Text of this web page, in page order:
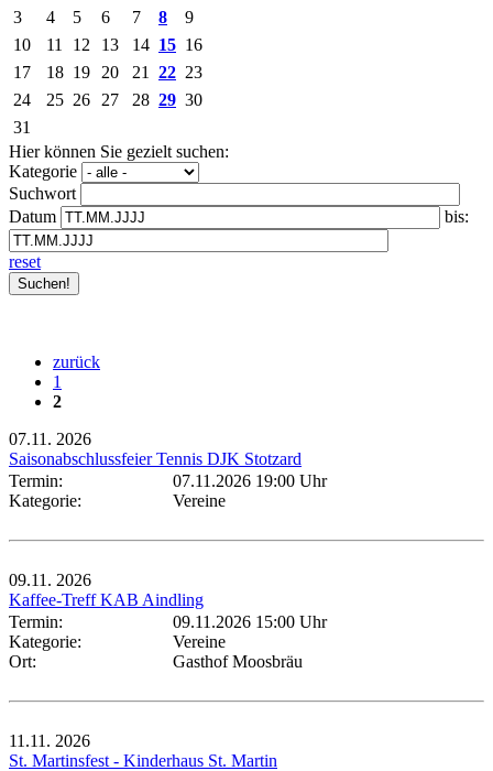
3 4 5 6 7 8
9
10
11 12 13 14 15 16
17
18 19 20 21 22 23
24
25 26 27 28 29 30
31
Hier können Sie gezielt suchen:
Kategorie
Suchwort
Datum
bis:
reset
zurück
1
2
07.11. 2026
Saisonabschlussfeier Tennis DJK Stotzard
Termin:
07.11.2026 19:00 Uhr
Kategorie:
Vereine
09.11. 2026
Kaffee-Treff KAB Aindling
Termin:
09.11.2026 15:00 Uhr
Kategorie:
Vereine
Ort:
Gasthof Moosbräu
11.11. 2026
St. Martinsfest - Kinderhaus St. Martin